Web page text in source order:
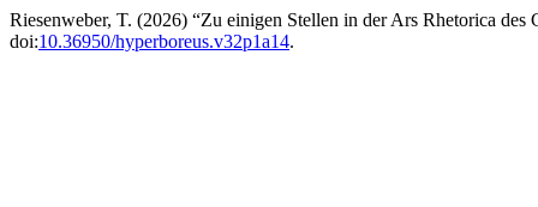
Riesenweber, T. (2026) “Zu einigen Stellen in der Ars Rhetorica des
doi:10.36950/hyperboreus.v32p1a14.